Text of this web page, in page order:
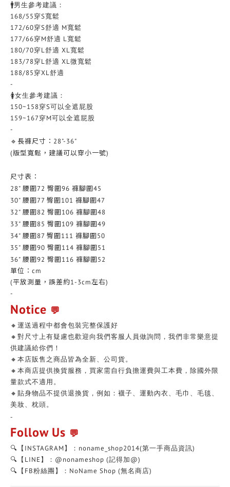
🚹男生參考建議：
168/55穿S寬鬆
172/60穿S舒適 M寬鬆
177/66穿M舒適 L寬鬆
180/70穿L舒適 XL寬鬆
183/78穿L舒適 XL微寬鬆
188/85穿XL舒適
-
🚺女生參考建議：
150~158穿S可以全遮屁股
159~167穿M可以全遮屁股
-
🔹長褲尺寸：28"-36"
(版型寬鬆，建議可以穿小一號)
尺寸表：
28" 腰圍72 臀圍96 褲腳圍45
30" 腰圍77 臀圍101 褲腳圍47
32" 腰圍82 臀圍106 褲腳圍48
33" 腰圍85 臀圍109 褲腳圍49
34" 腰圍87 臀圍111 褲腳圍50
35" 腰圍90 臀圍114 褲腳圍51
36" 腰圍92 臀圍116 褲腳圍52
單位：cm
(平放測量，誤差約1-3cm左右)
-
Notice 💬
🔸運送過程中都會包裝完整保護好
🔸對尺寸上有疑慮也歡迎向我們客服人員做詢問，我們非常樂意提
供建議給你們！
🔸本店販售之商品皆為全新、公司貨。
🔸本商店提供換貨服務，買家需自行負擔運費與工本費，除國外限
量款式不適用。
🔸貼身物品不提供退換貨，例如：襪子、運動內衣、毛巾、毛毯、
美妝、枕頭。
-
Follow Us 💬
🔍【INSTAGRAM】：noname_shop2014(第一手商品資訊)
🔍【LINE】：@nonameshop (記得加@)
🔍【FB粉絲團】：NoName Shop (無名商店)